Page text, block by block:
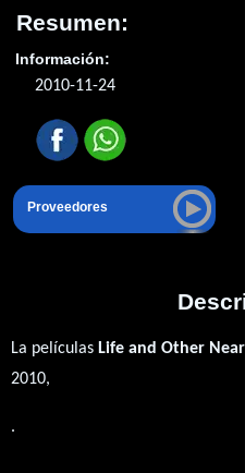
Resumen:
Información:
2010-11-24
Proveedores
La películas Life and Other
2010,
.